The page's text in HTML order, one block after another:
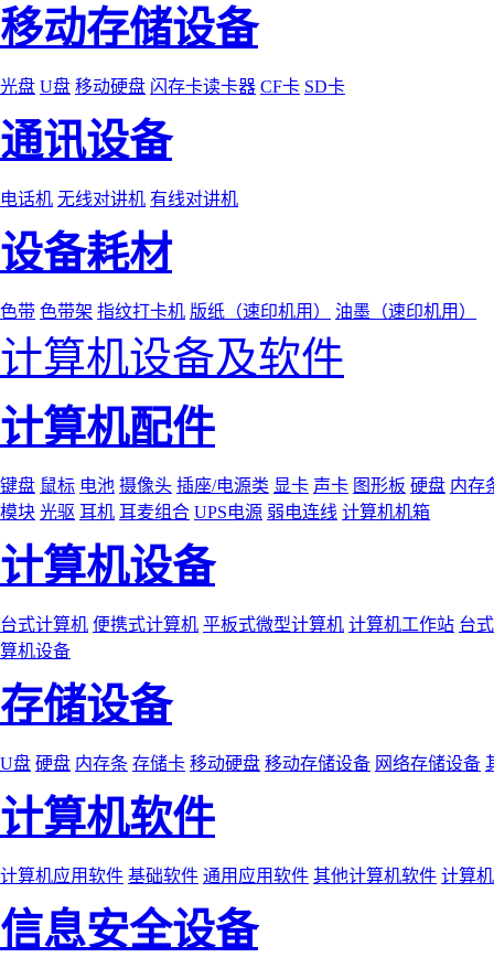
移动存储设备
光盘 U盘 移动硬盘 闪存卡读卡器 CF卡 SD卡
通讯设备
电话机 无线对讲机 有线对讲机
设备耗材
色带 色带架 指纹打卡机 版纸（速印机用） 油墨（速印机用）
计算机设备及软件
计算机配件
键盘 鼠标 电池 摄像头 插座/电源类 显卡 声卡 图形板 硬盘 内存
模块 光驱 耳机 耳麦组合 UPS电源 弱电连线 计算机机箱
计算机设备
台式计算机 便携式计算机 平板式微型计算机 计算机工作站 台
算机设备
存储设备
U盘 硬盘 内存条 存储卡 移动硬盘 移动存储设备 网络存储设备
计算机软件
计算机应用软件 基础软件 通用应用软件 其他计算机软件 计算
信息安全设备